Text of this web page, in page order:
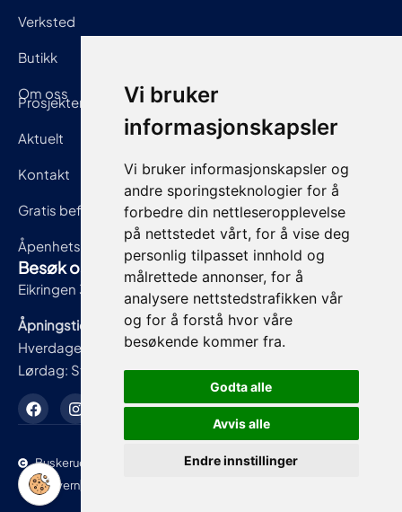
Vi bruker
informasjonskapsler
Vi bruker informasjonskapsler og
andre sporingsteknologier for å
forbedre din nettleseropplevelse
på nettstedet vårt, for å vise deg
personlig tilpasset innhold og
målrettede annonser, for å
analysere nettstedstrafikken vår
og for å forstå hvor våre
besøkende kommer fra.
Godta alle
Avvis alle
Endre innstillinger
Verksted
Butikk
Om oss
Prosjekter
Aktuelt
Kontakt
Gratis befaring
Åpenhetsloven
Besøk oss
Eikringen 3, 3036 Drammen
Åpningstider:
Hverdager: 07:00 – 16:00
Lørdag: Stengt
Buskerud Blikk AS
Personvern